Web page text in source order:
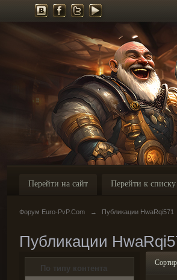
Перейти на сайт Перейти к
Форум Euro-PvP.Com → Публикации HwaRqi571
Публикации
По типу контента